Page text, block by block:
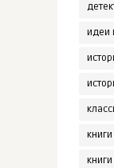
идеи